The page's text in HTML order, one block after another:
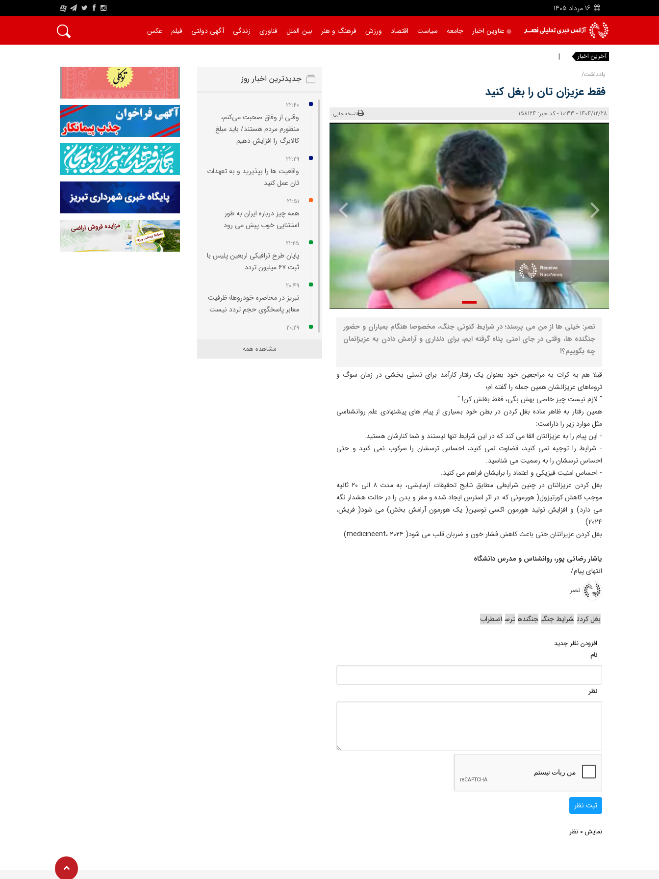
16 مرداد 1405
A
عناوین اخبار جامعه سیاست اقتصاد ورزش فرهنگ و هنر بین الملل فناوری زندگی آگهی دولتی فیلم عکس
آخرین اخبار وقتی
یادداشت/
فقط عزیزان تان را بغل کنید
1404/12/28 - 10:33 - کد خبر: 158124 نسخه چاپی
نصر: خیلی ها از من می پرسند؛ در شرایط کنونی جنگ، مخصوصا هنگام بمباران و حضور
جنگنده ها، وقتی در جای امنی پناه گرفته ایم، برای دلداری و آرامش دادن به عزیزانمان
چه بگوییم؟!
قبلا هم به کرات به مراجعین خود بعنوان یک رفتار کارآمد برای تسلی بخشی در زمان سوگ و
تروماهای عزیزانشان همین جمله را گفته ام؛
" لازم نیست چیز خاصی بهش بگی، فقط بغلش کن! "
همین رفتار به ظاهر ساده بغل کردن در بطن خود بسیاری از پیام های پیشنهادی علم روانشناسی
مثل موارد زیر را داراست:
- این پیام را به عزیزانتان القا می کند که در این شرایط تنها نیستند و شما کنارشان هستید.
- شرایط را توجیه نمی کنید، قضاوت نمی کنید، احساس ترسشان را سرکوب نمی کنید و حتی
احساس ترسشان را به رسمیت می شناسید.
- احساس امنیت فیزیکی و اعتماد را برایشان فراهم می کنید.
بغل کردن عزیزانتان در چنین شرایطی مطابق نتایج تحقیقات آزمایشی، به مدت ۸ الی ۲۰ ثانیه
موجب کاهش کورتیزول( هورمونی که در اثر استرس ایجاد شده و مغز و بدن را در حالت هشدار نگه
می دارد) و افزایش تولید هورمون اکسی توسین( یک هورمون آرامش بخش) می شود( فریش،
۲۰۲۴)
بغل کردن عزیزانتان حتی باعث کاهش فشار خون و ضربان قلب می شود( medicineent، ۲۰۲۴)
یاشار رضائی پور، روانشناس و مدرس دانشگاه
انتهای پیام/
نصر
بغل کردن شرایط جنگی جنگنده ترس اضطراب
افزودن نظر جدید
نام
نظر
ثبت نظر
نمایش 0 نظر
جدیدترین اخبار روز
22:40
وقتی از وفاق صحبت می‌کنم،
منظورم مردم هستند/ باید مبلغ
کالابرگ را افزایش دهیم
22:29
واقعیت‌ ها را بپذیرید و به تعهدات‌
تان عمل کنید
21:51
همه چیز درباره ایران به طور
استثنایی خوب پیش می‌ رود
21:25
پایان طرح ترافیکی اربعین پلیس با
ثبت ۶۷ میلیون تردد
20:49
تبریز در محاصره خودروها؛ ظرفیت
معابر پاسخگوی حجم تردد نیست
20:29
محله لک‌ لکلر تبریز مهار شد
مشاهده همه